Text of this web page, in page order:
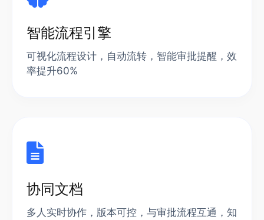
智能流程引擎
可视化流程设计，自动流转，智能审批提醒，效
率提升60%
协同文档
多人实时协作，版本可控，与审批流程互通，知